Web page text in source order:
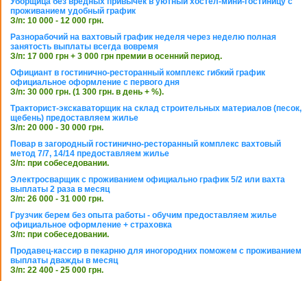
проживанием удобный график
З/п: 10 000 - 12 000 грн.
Разнорабочий на вахтовый график неделя через неделю полная
занятость выплаты всегда вовремя
З/п: 17 000 грн + 3 000 грн премии в осенний период.
Официант в гостинично-ресторанный комплекс гибкий график
официальное оформление с первого дня
З/п: 30 000 грн. (1 300 грн. в день + %).
Тракторист-экскаваторщик на склад строительных материалов (песок,
щебень) предоставляем жилье
З/п: 20 000 - 30 000 грн.
Повар в загородный гостинично-ресторанный комплекс вахтовый
метод 7/7, 14/14 предоставляем жилье
З/п: при собеседовании.
Электросварщик с проживанием официально график 5/2 или вахта
выплаты 2 раза в месяц
З/п: 26 000 - 31 000 грн.
Грузчик берем без опыта работы - обучим предоставляем жилье
официальное оформление + страховка
З/п: при собеседовании.
Продавец-кассир в пекарню для иногородних поможем с проживанием
выплаты дважды в месяц
З/п: 22 400 - 25 000 грн.